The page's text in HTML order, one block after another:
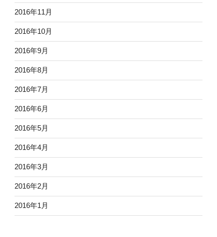
2016年11月
2016年10月
2016年9月
2016年8月
2016年7月
2016年6月
2016年5月
2016年4月
2016年3月
2016年2月
2016年1月